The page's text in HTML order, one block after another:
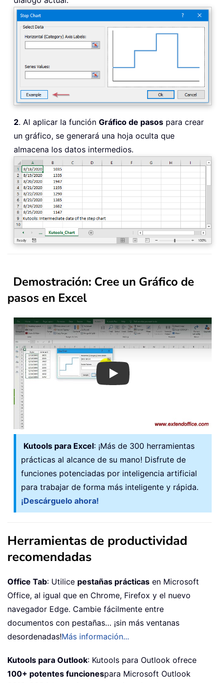
2. Al aplicar la función Gráfico de pasos para crear
un gráfico, se generará una hoja oculta que
almacena los datos intermedios.
Demostración: Cree un Gráfico de
pasos en Excel
Play
Kutools para Excel: ¡Más de 300 herramientas
prácticas al alcance de su mano! Disfrute de
funciones potenciadas por inteligencia artificial
para trabajar de forma más inteligente y rápida.
¡Descárguelo ahora!
Herramientas de productividad
recomendadas
Office Tab: Utilice pestañas prácticas en Microsoft
Office, al igual que en Chrome, Firefox y el nuevo
navegador Edge. Cambie fácilmente entre
documentos con pestañas… ¡sin más ventanas
desordenadas!Más información...
Kutools para Outlook: Kutools para Outlook ofrece
100+ potentes funcionespara Microsoft Outlook